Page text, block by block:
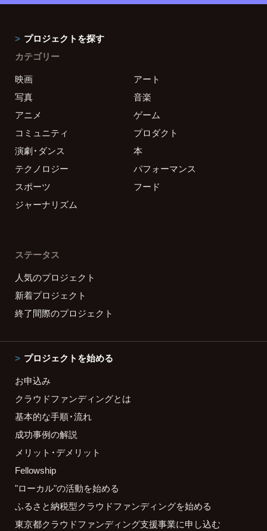
プロジェクトを探す
カテゴリー
映画
アート
写真
音楽
アニメ
ゲーム
コミュニティ
プロダクト
演劇・ダンス
本
テクノロジー
パフォーマンス
スポーツ
フード
ジャーナリズム
ステータス
人気のプロジェクト
新着プロジェクト
終了間際のプロジェクト
プロジェクトを始める
お申込み
クラウドファンディングとは
基本的な手順・流れ
成功事例の解説
メリット・デメリット
Fellowship
"ローカル"の活動を始める
ふるさと納税型クラウドファンディングを始める
東京都クラウドファンディング支援事業に申し込む